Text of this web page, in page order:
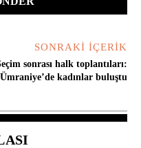
SONRAKI İÇERIK
sonrası halk toplantıları:
Ümraniye’de kadınlar buluştu